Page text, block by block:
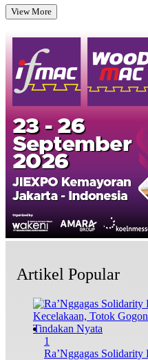
View More
Artikel Popular
1
Ra’Nggagas